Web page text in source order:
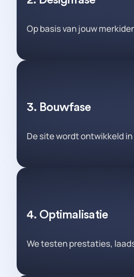
Op basis van jouw
3. Bouwfase
De site wordt ontwikkeld
4. Optimalisatie
We testen prestaties,